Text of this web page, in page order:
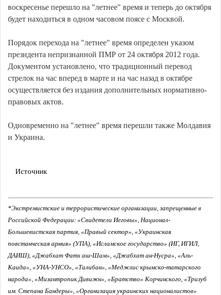
воскресенье перешло на "летнее" время и теперь до октября
будет находиться в одном часовом поясе с Москвой.
Порядок перехода на "летнее" время определен указом
президента непризнанной ПМР от 24 октября 2012 года.
Документом установлено, что традиционный перевод
стрелок на час вперед в марте и на час назад в октябре
осуществляется без издания дополнительных нормативно-
правовых актов.
Одновременно на "летнее" время перешли также Молдавия
и Украина.
Источник
*Экстремистские и террористические организации, запрещенные в
Российской Федерации: «Свидетели Иеговы», Национал-
Большевистская партия, «Правый сектор», «Украинская
повстанческая армия» (УПА), «Исламское государство» (ИГ, ИГИЛ,
ДАИШ), «Джабхат Фатх аш-Шам», «Джабхат ан-Нусра», «Аль-
Каида», «УНА-УНСО», «Талибан», «Меджлис крымско-татарского
народа», «Мизантропик Дивижн», «Братство» Корчинского, «Тризуб
им. Степана Бандеры», «Организация украинских националистов»